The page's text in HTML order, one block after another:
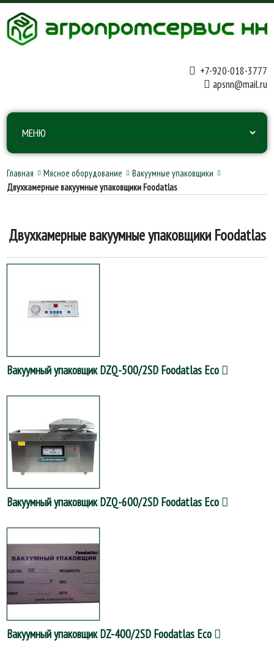
+7-920-018-3777
apsnn@mail.ru
Главная Мясное оборудование
Вакуумные упаковщики
Двухкамерные вакуумные упаковщики Foodatlas
Двухкамерные вакуумные упаковщики Foodatlas
Вакуумный упаковщик DZQ-500/2SD Foodatlas Eco
Вакуумный упаковщик DZQ-600/2SD Foodatlas Eco
Вакуумный упаковщик DZ-400/2SD Foodatlas Eco